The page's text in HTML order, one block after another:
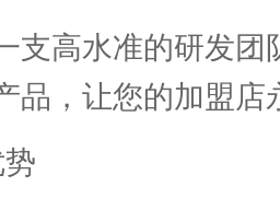
支高水准的研发团
品，让您的加盟店